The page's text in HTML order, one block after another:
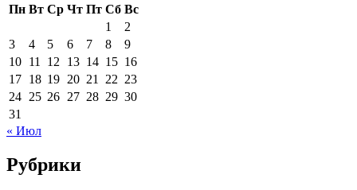
Пн Вт Ср Чт Пт Сб Вс
1
2
3
4 5 6 7 8
9
10 11 12 13 14 15 16
17 18 19 20 21 22 23
24 25 26 27 28 29 30
31
« Июл
Рубрики